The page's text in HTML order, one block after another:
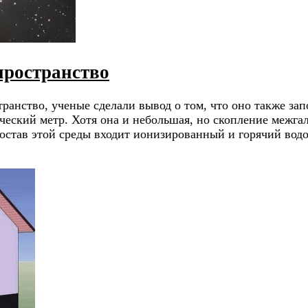
ученые сделали вывод о том, что оно также
метр. Хотя она и небольшая, но скопление
этой среды входит ионизированный и горячий